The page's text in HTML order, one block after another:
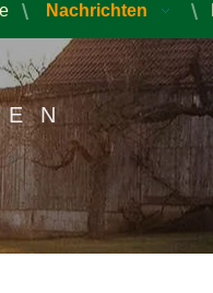
Nachrichten